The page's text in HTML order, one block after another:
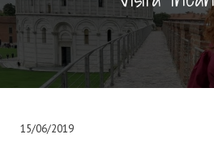
15/06/2019